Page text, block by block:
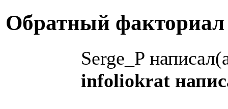
Обратный
Serge_P
infoliokrat